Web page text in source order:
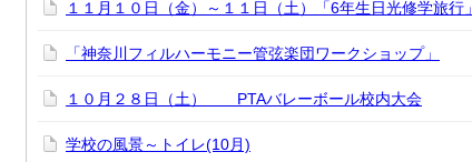
１１月１０日（金）～１１日（土）「6年生日光修学旅行」
「神奈川フィルハーモニー管弦楽団ワークショップ」
１０月２８日（土） PTAバレーボール校内大会
学校の風景～トイレ(10月)